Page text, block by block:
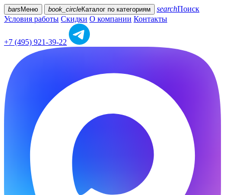
bars Меню book_circleКаталог по категориям searchПоиск
Условия работы Скидки О компании Контакты
+7 (495) 921-39-22